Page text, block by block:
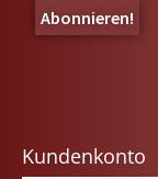
Kundenkonto